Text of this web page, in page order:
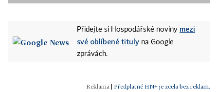
Přidejte si Hospodářské noviny mezi
své oblíbené tituly na Google
zprávách.
Předplatné HN+ je zcela bez reklam.